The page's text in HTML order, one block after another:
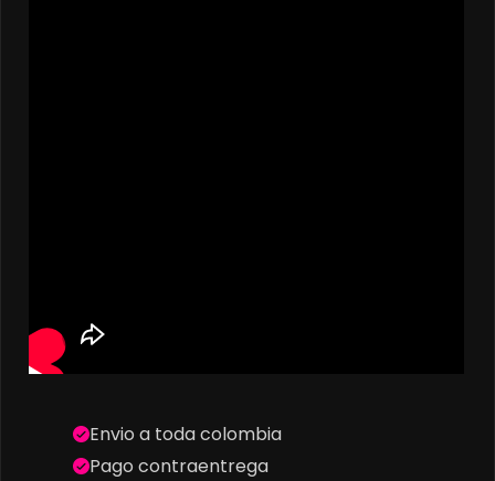
Envio a toda colombia
Pago contraentrega